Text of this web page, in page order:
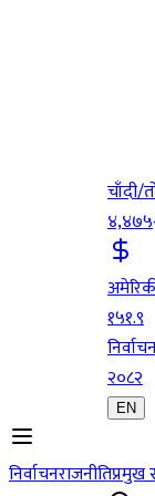
चाँदी/
४,४७५
१५१.९
२०८२
EN
निर्वाचनराजनीतिप्रमुख